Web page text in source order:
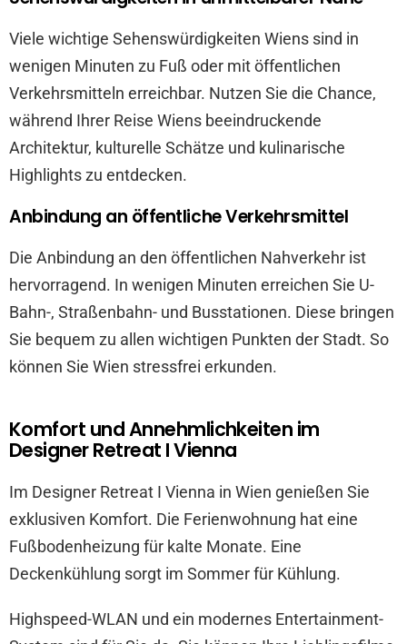
Viele wichtige Sehenswürdigkeiten Wiens sind in
wenigen Minuten zu Fuß oder mit öffentlichen
Verkehrsmitteln erreichbar. Nutzen Sie die Chance,
während Ihrer Reise Wiens beeindruckende
Architektur, kulturelle Schätze und kulinarische
Highlights zu entdecken.
Anbindung an öffentliche Verkehrsmittel
Die Anbindung an den öffentlichen Nahverkehr ist
hervorragend. In wenigen Minuten erreichen Sie U-
Bahn-, Straßenbahn- und Busstationen. Diese bringen
Sie bequem zu allen wichtigen Punkten der Stadt. So
können Sie Wien stressfrei erkunden.
Komfort und Annehmlichkeiten im
Designer Retreat I Vienna
Im Designer Retreat I Vienna in Wien genießen Sie
exklusiven Komfort. Die Ferienwohnung hat eine
Fußbodenheizung für kalte Monate. Eine
Deckenkühlung sorgt im Sommer für Kühlung.
Highspeed-WLAN und ein modernes Entertainment-